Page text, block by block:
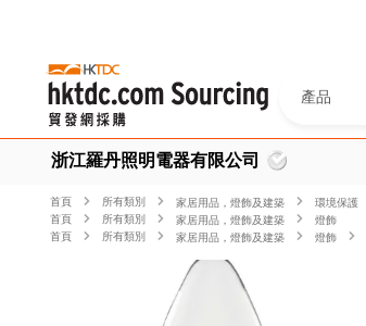
產品
浙江羅丹照明電器有限公司
首頁 所有類別 家居用品，燈飾及建築
環境保護
首頁
所有類別 家居用品，燈飾及建築
燈飾
首頁
所有類別 家居用品，燈飾及建築 燈飾